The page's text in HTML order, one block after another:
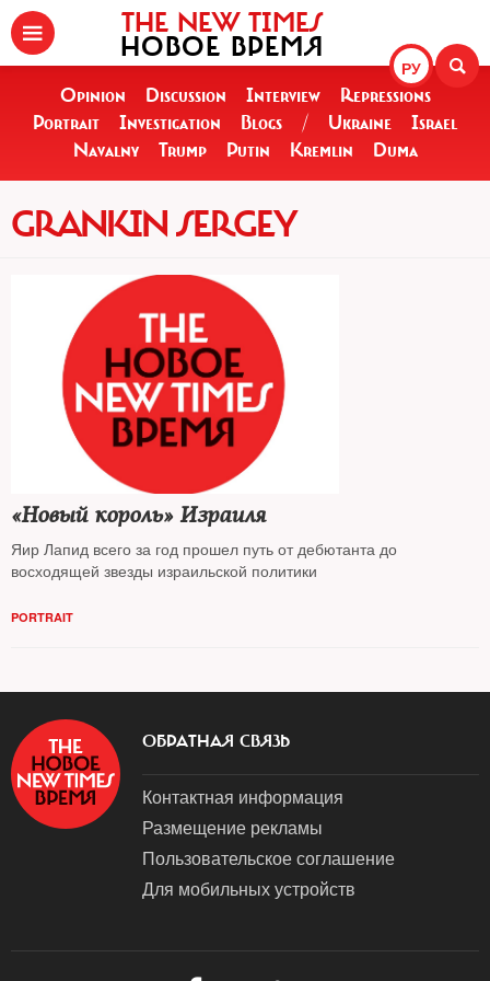
РУ
THE NEW TIMES
НОВОЕ ВРЕМЯ
Opinion Discussion Interview
Repressions
Portrait
Investigation Blogs / Ukraine
Israel
Navalny
Trump Putin Kremlin Duma
GRANKIN SERGEY
«Новый король» Израиля
Яир Лапид всего за год прошел путь от дебютанта до
восходящей звезды израильской политики
PORTRAIT
ОБРАТНАЯ СВЯЗЬ
Контактная информация
Размещение рекламы
Пользовательское соглашение
Для мобильных устройств